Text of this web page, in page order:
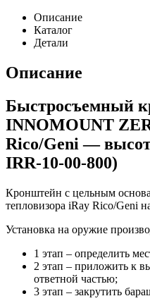
Описание
Каталог
Детали
Описание
Быстросъемный
INNOMOUNT
Rico/Geni —
IRR-10-00-800)
Кронштейн с цельным
тепловизора iRay Rico/Geni
Установка на оружие
1 этап – определить
2 этап – приложить к
ответной частью;
3 этап – закрутить